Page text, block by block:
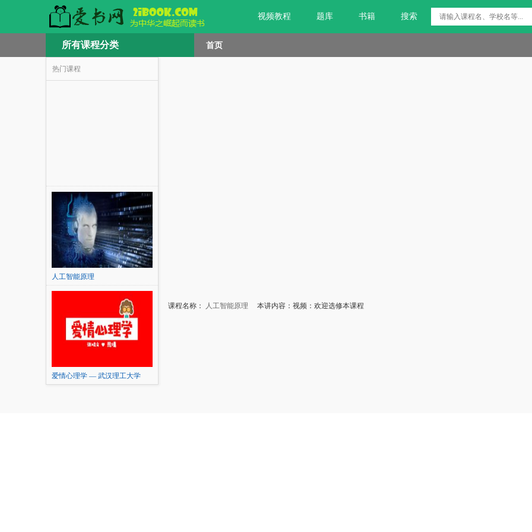
视频教程 题库 书籍 搜索
所有课程分类 首页
热门课程
人工智能原理
爱情心理学 — 武汉理工大学
课程名称： 人工智能原理 本讲内容：视频：欢迎选修本课程